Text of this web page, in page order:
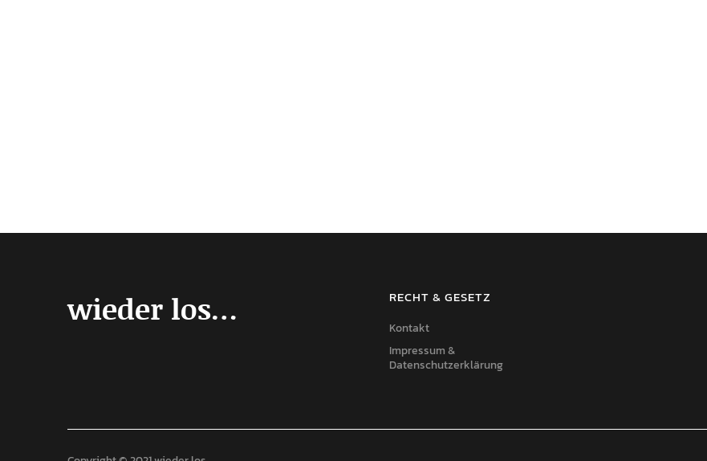
wieder los… RECHT & GESETZ
Kontakt
Impressum &
Datenschutzerklärung